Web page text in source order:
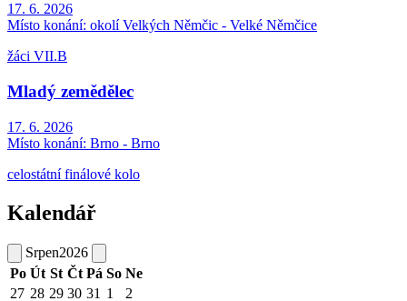
17. 6. 2026
Místo konání: okolí Velkých Němčic - Velké Němčice
žáci VII.B
Mladý zemědělec
17. 6. 2026
Místo konání: Brno - Brno
celostátní finálové kolo
Kalendář
Srpen2026
Po Út St Čt Pá So Ne
27 28 29 30 31 1
2